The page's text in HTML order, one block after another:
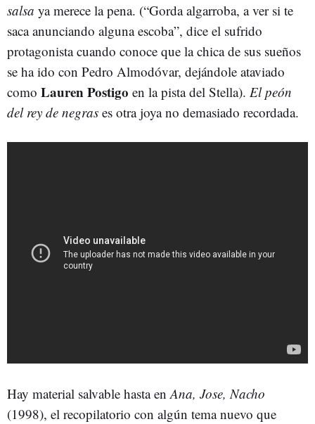
salsa ya merece la pena. (“Gorda algarroba, a ver si te
saca anunciando alguna escoba”, dice el sufrido
protagonista cuando conoce que la chica de sus sueños
se ha ido con Pedro Almodóvar, dejándole ataviado
como Lauren Postigo en la pista del Stella). El peón
del rey de negras es otra joya no demasiado recordada.
Hay material salvable hasta en Ana, Jose, Nacho
(1998), el recopilatorio con algún tema nuevo que